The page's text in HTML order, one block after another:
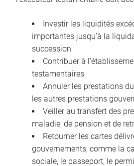
Investir les liquidités
importantes jusqu’à la
succession
Contribuer à
testamentaires
Annuler les prestations
les autres prestations
Veiller au transfert des
maladie, de pension et de
Retourner les cartes
gouvernements, comme la
sociale, le passeport, le